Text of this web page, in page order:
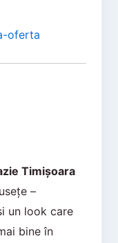
oferta
Timișoara
–
un look care
bine în